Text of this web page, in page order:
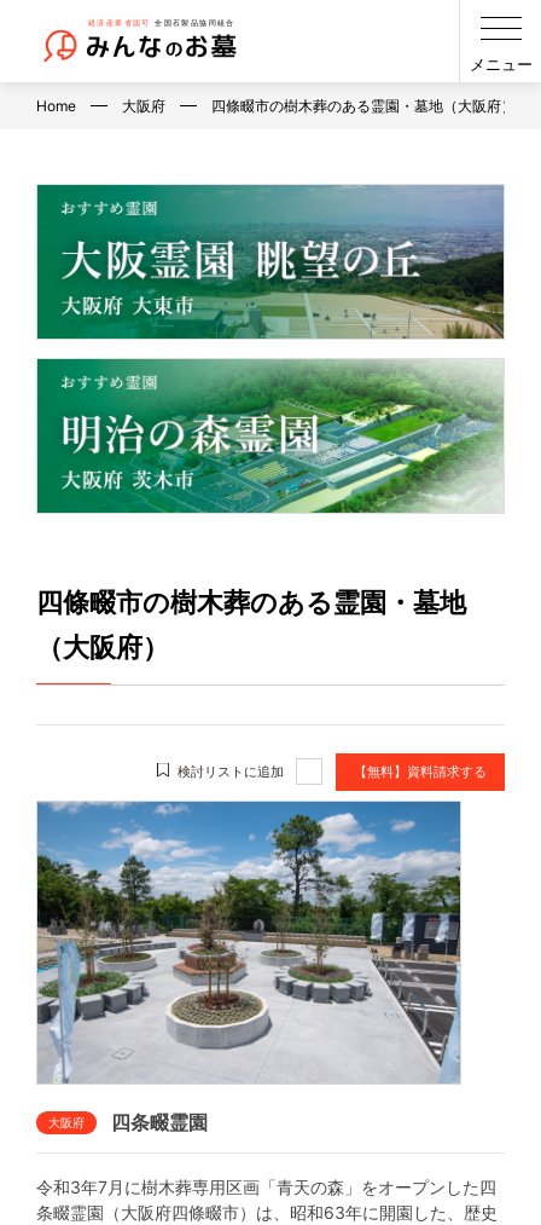
メニュー
Home 大阪府 四條畷市の樹木葬のある霊園・墓地（大阪府）
四條畷市の樹木葬のある霊園・墓地
（大阪府）
検討リストに追加 【無料】資料請求する
大阪府 四条畷霊園
令和3年7月に樹木葬専用区画「青天の森」をオープンした四
条畷霊園（大阪府四條畷市）は、昭和63年に開園した、歴史